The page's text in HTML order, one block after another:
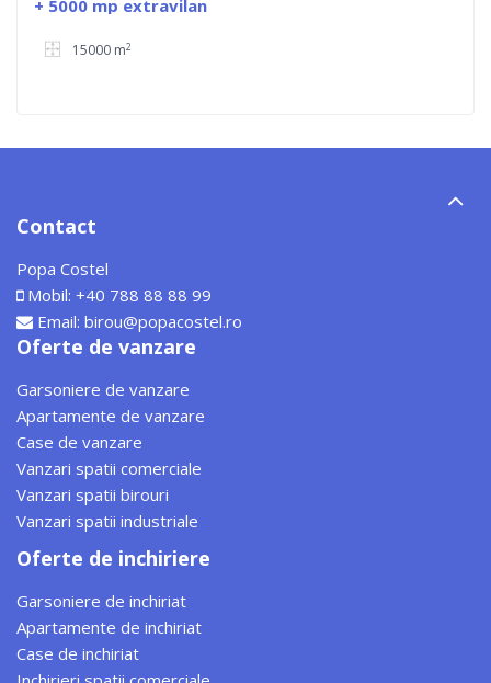
+ 5000 mp extravilan
15000 m2
Contact
Popa Costel
Mobil: +40 788 88 88 99
Email: birou@popacostel.ro
Oferte de vanzare
Garsoniere de vanzare
Apartamente de vanzare
Case de vanzare
Vanzari spatii comerciale
Vanzari spatii birouri
Vanzari spatii industriale
Oferte de inchiriere
Garsoniere de inchiriat
Apartamente de inchiriat
Case de inchiriat